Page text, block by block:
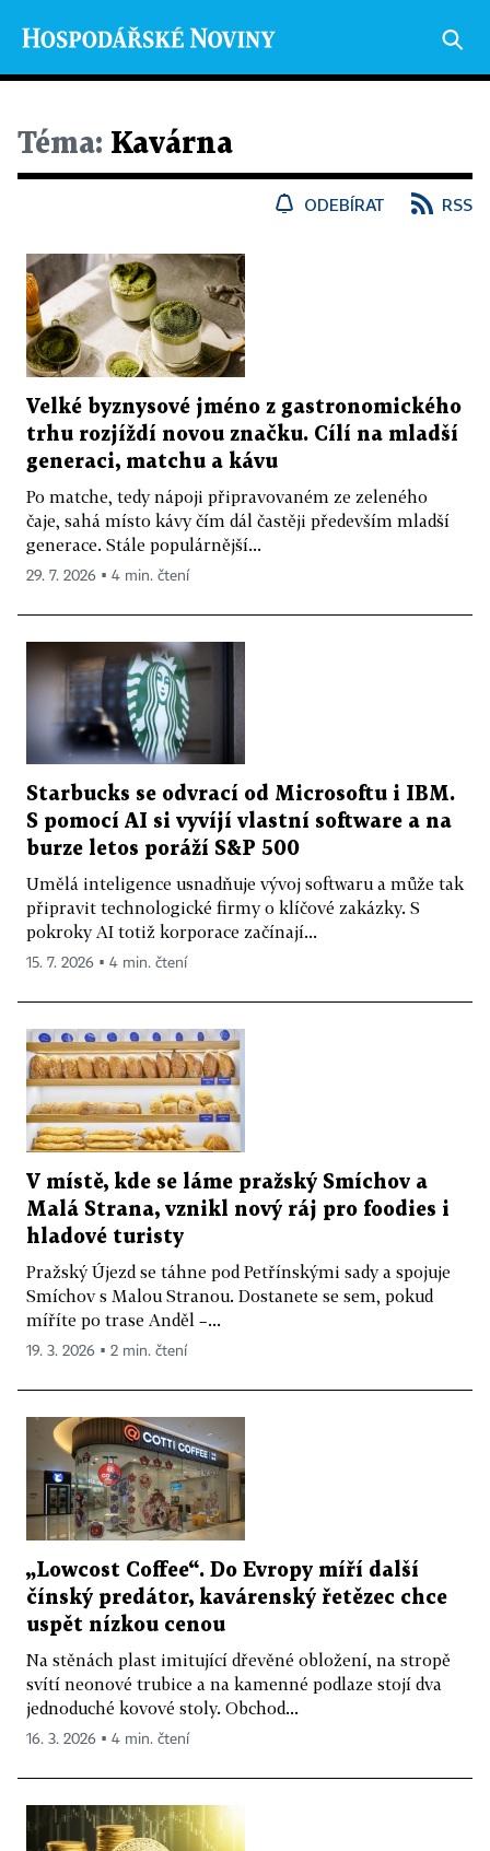
Téma: Kavárna
ODEBÍRAT RSS
Velké byznysové jméno z gastronomického
trhu rozjíždí novou značku. Cílí na mladší
generaci, matchu a kávu
Po matche, tedy nápoji připravovaném ze zeleného
čaje, sahá místo kávy čím dál častěji především mladší
generace. Stále populárnější...
29. 7. 2026 ▪ 4 min. čtení
Starbucks se odvrací od Microsoftu i IBM.
S pomocí AI si vyvíjí vlastní software a na
burze letos poráží S&P 500
Umělá inteligence usnadňuje vývoj softwaru a může tak
připravit technologické firmy o klíčové zakázky. S
pokroky AI totiž korporace začínají...
15. 7. 2026 ▪ 4 min. čtení
V místě, kde se láme pražský Smíchov a
Malá Strana, vznikl nový ráj pro foodies i
hladové turisty
Pražský Újezd se táhne pod Petřínskými sady a spojuje
Smíchov s Malou Stranou. Dostanete se sem, pokud
míříte po trase Anděl –...
19. 3. 2026 ▪ 2 min. čtení
„Lowcost Coffee“. Do Evropy míří další
čínský predátor, kavárenský řetězec chce
uspět nízkou cenou
Na stěnách plast imitující dřevěné obložení, na stropě
svítí neonové trubice a na kamenné podlaze stojí dva
jednoduché kovové stoly. Obchod...
16. 3. 2026 ▪ 4 min. čtení